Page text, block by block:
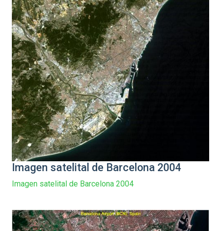
Imagen satelital de Barcelona 2004
Imagen satelital de Barcelona 2004